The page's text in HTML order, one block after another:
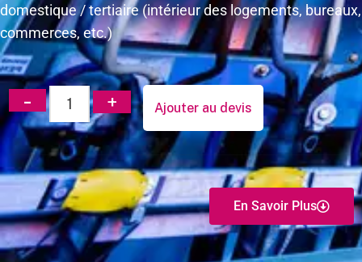
domestique / tertiaire (intérieur des logements, bureaux,
commerces, etc.)
Ajouter au devis
En Savoir Plus